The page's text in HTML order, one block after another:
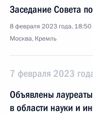
Заседание Совета
8 февраля 2023 года, 18:50
Москва, Кремль
7 февраля 2023
Объявлены
в области науки и